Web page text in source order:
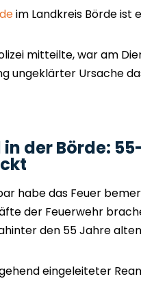
im Landkreis Börde ist
mitteilte, war am
ungeklärter Ursache
in der Börde:
habe das Feuer
der Feuerwehr
den 55 Jahre
eingeleiteter